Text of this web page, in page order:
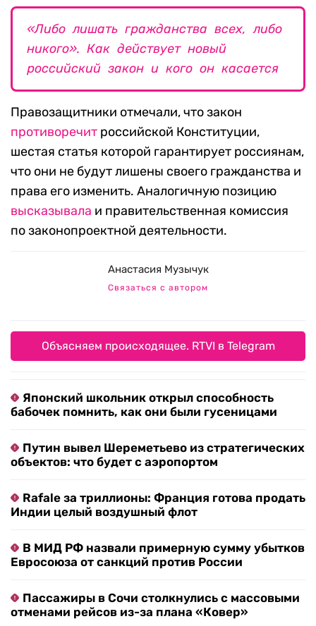
«Либо лишать гражданства всех, либо
никого». Как действует новый
российский закон и кого он касается
Правозащитники отмечали, что закон
противоречит российской Конституции,
шестая статья которой гарантирует россиянам,
что они не будут лишены своего гражданства и
права его изменить. Аналогичную позицию
высказывала и правительственная комиссия
по законопроектной деятельности.
Анастасия Музычук
Связаться с автором
Объясняем происходящее. RTVI в Telegram
Японский школьник открыл способность
бабочек помнить, как они были гусеницами
Путин вывел Шереметьево из стратегических
объектов: что будет с аэропортом
Rafale за триллионы: Франция готова продать
Индии целый воздушный флот
В МИД РФ назвали примерную сумму убытков
Евросоюза от санкций против России
Пассажиры в Сочи столкнулись с массовыми
отменами рейсов из-за плана «Ковер»